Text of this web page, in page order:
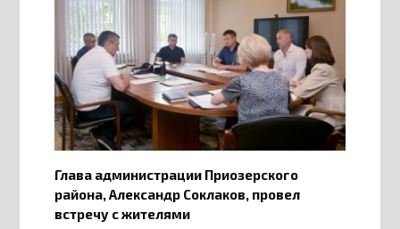
Глава администрации Приозерского
района, Александр Соклаков, провел
встречу с жителями